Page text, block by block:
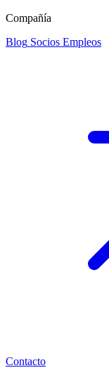
Compañía
Blog Socios Empleos
Contacto